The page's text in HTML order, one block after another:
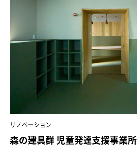
リノベーション
森の建具群 児童発達支援事業所